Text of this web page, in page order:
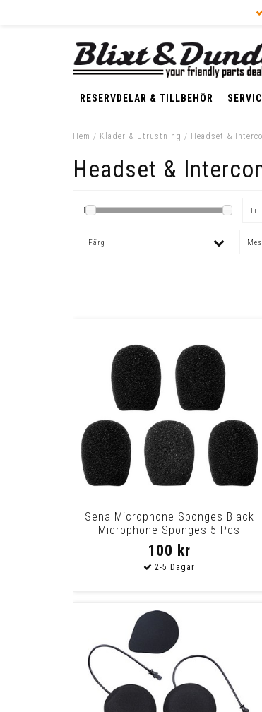
RESERVDELAR & TILLBEHÖR
Hem / Kläder & Utrustning / Headset &
Headset &
Pris
Färg
Sena Microphone Sponges Black
Microphone Sponges 5 Pcs
100 kr